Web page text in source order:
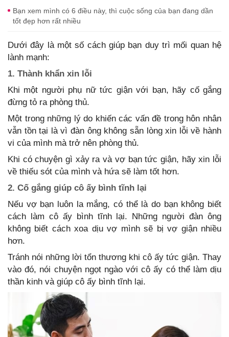
Bạn xem mình có 6 điều này, thì cuộc sống của bạn đang dần
tốt đẹp hơn rất nhiều
Dưới đây là một số cách giúp bạn duy trì mối quan hệ
lành mạnh:
1. Thành khẩn xin lỗi
Khi một người phụ nữ tức giận với bạn, hãy cố gắng
đừng tỏ ra phòng thủ.
Một trong những lý do khiến các vấn đề trong hôn nhân
vẫn tồn tại là vì đàn ông không sẵn lòng xin lỗi về hành
vi của mình mà trở nên phòng thủ.
Khi có chuyện gì xảy ra và vợ bạn tức giận, hãy xin lỗi
về thiếu sót của mình và hứa sẽ làm tốt hơn.
2. Cố gắng giúp cô ấy bình tĩnh lại
Nếu vợ bạn luôn la mắng, có thể là do bạn không biết
cách làm cô ấy bình tĩnh lại. Những người đàn ông
không biết cách xoa dịu vợ mình sẽ bị vợ giận nhiều
hơn.
Tránh nói những lời tổn thương khi cô ấy tức giận. Thay
vào đó, nói chuyện ngọt ngào với cô ấy có thể làm dịu
thần kinh và giúp cô ấy bình tĩnh lại.